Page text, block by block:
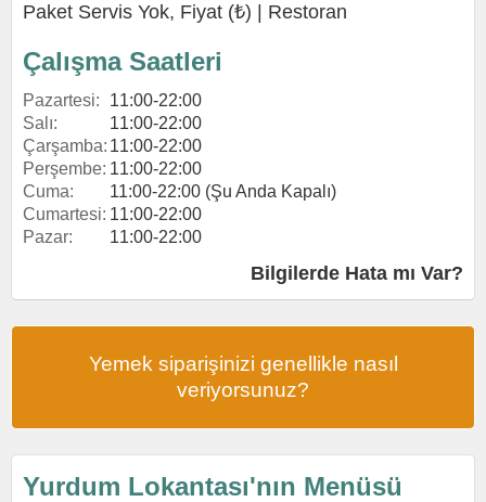
Paket Servis Yok, Fiyat (₺) | Restoran
Çalışma Saatleri
Pazartesi:
11:00-22:00
Salı:
11:00-22:00
Çarşamba: 11:00-22:00
Perşembe: 11:00-22:00
Cuma:
11:00-22:00 (Şu Anda Kapalı)
Cumartesi: 11:00-22:00
Pazar:
11:00-22:00
Bilgilerde Hata mı Var?
Yemek siparişinizi genellikle nasıl
veriyorsunuz?
Yurdum Lokantası'nın Menüsü